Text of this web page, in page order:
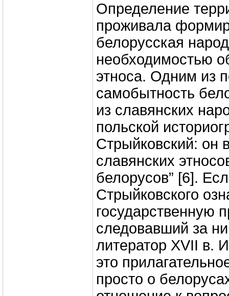
Определение
проживала
белорусская
необходимостью
этноса. Одним из
самобытность
из славянских
польской
Стрыйковский: он
славянских
белорусов” [6].
Стрыйковского
государственную
следовавший за
литератор ХVII в.
это
просто о